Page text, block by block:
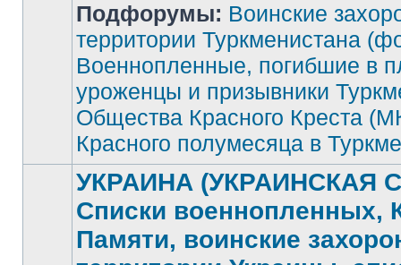
Нет
сообщений
Подфорумы: Воинские
территории Туркменистана
Военнопленные, погибшие в
уроженцы и призывники
Общества Красного Креста
Красного полумесяца в
УКРАИНА (УКРАИНСКАЯ
Списки военнопленных,
Памяти, воинские